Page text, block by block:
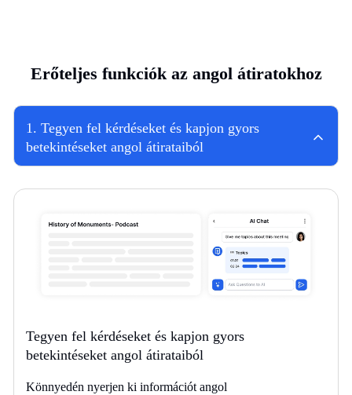
Erőteljes funkciók az angol átiratokhoz
1. Tegyen fel kérdéseket és kapjon gyors
betekintéseket angol átirataiból
Tegyen fel kérdéseket és kapjon gyors
betekintéseket angol átirataiból
Könnyedén nyerjen ki információt angol